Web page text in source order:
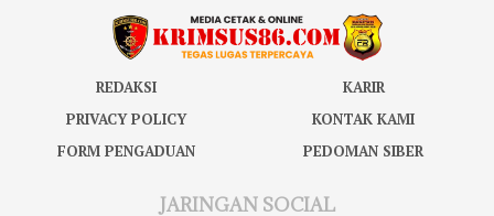
REDAKSI
KARIR
PRIVACY POLICY
KONTAK KAMI
FORM PENGADUAN
PEDOMAN SIBER
JARINGAN SOCIAL